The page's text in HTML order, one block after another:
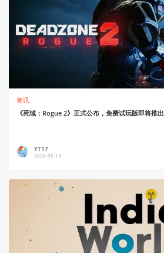
资讯
《死域：Rogue 2》正式公布，免费试玩版即将推出
YT17
2026-05-13